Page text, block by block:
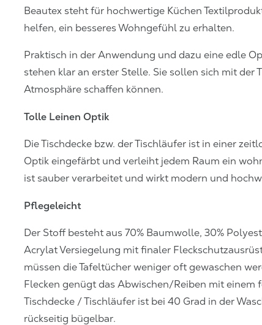
Beautex steht für hochwertige Küchen
helfen, ein besseres Wohngefühl zu erhalten.
Praktisch in der Anwendung und dazu eine edle
stehen klar an erster Stelle. Sie sollen sich mit der
Atmosphäre schaffen können.
Tolle Leinen Optik
Die Tischdecke bzw. der Tischläufer ist in einer
Optik eingefärbt und verleiht jedem Raum ein
ist sauber verarbeitet und wirkt modern und
Pflegeleicht
Der Stoff besteht aus 70% Baumwolle, 30%
Acrylat Versiegelung mit finaler
müssen die Tafeltücher weniger oft gewaschen
Flecken genügt das Abwischen/Reiben mit einem
Tischdecke / Tischläufer ist bei 40 Grad in der
rückseitig bügelbar.